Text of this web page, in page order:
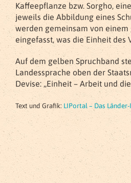
Kaffeepflanze bzw. Sorgho,
jeweils die Abbildung eines
werden gemeinsam von einem
eingefasst, was die Einheit des
Auf dem gelben Spruchband
Landessprache oben der
Devise: „Einheit – Arbeit und
Text und Grafik: LIPortal – Das